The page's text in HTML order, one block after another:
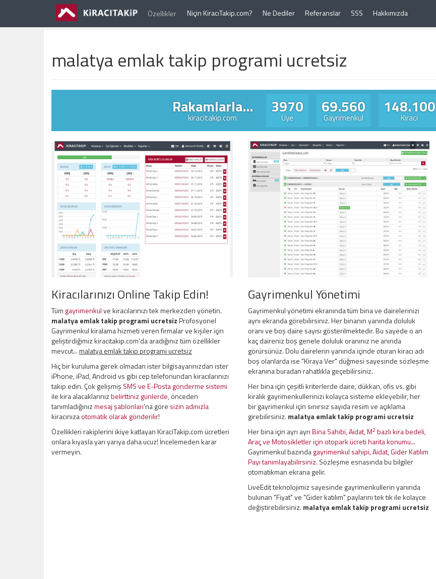
Özellikler Niçin KiracıTakip.com? Ne Dediler Referanslar SSS Hakkımızda
malatya emlak takip programi ucretsiz
Rakamlarla...
kiracitakip.com
3970
Üye
69.560
Gayrimenkul
148.100
Kiraci
Kiracılarınızı Online Takip Edin!
Tüm gayrimenkulve kiracılarınızı tek merkezden yönetin.
malatya emlak takip programi ucretsizProfosyonel
Gayrimenkul kiralama hizmeti veren firmalar ve kişiler için
geliştirdiğimiz kiracitakip.com'da aradığınız tüm özellikler
mevcut...malatya emlak takip programi ucretsiz
Hiç bir kuruluma gerek olmadan ister bilgisayarınızdan ister
iPhone, iPad, Android vs gibi cep telefonundan kiracılarınızı
takip edin. Çok gelişmiş SMS ve E-Posta gönderme sistemi
ile kira alacaklarınızbelirttiniz günlerde, önceden
tanımladığınızmesaj şablonları'na göre sizin adınızla
kiracınızaotomatik olarak gönderilir!
Özellikleri rakiplerini ikiye katlayan KiraciTakip.com ücretleri
onlara kıyasla yarı yarıya daha ucuz! İncelemeden karar
vermeyin.
Gayrimenkul Yönetimi
Gayrimenkul yönetimi ekranında tüm bina ve dairelerinizi
aynı ekranda görebilirsiniz. Her binanın yanında doluluk
oranı ve boş daire sayısı gösterilmektedir. Bu sayede o an
kaç daireniz boş genele doluluk oranınız ne anında
görürsünüz. Dolu dairelerin yanında içinde oturan kiracı adı
boş olanlarda ise "Kiraya Ver" düğmesi sayesinde sözleşme
ekranına buradan rahatlıkla geçebilirsiniz.
Her bina için çeşitli kriterlerde daire, dükkan, ofis vs. gibi
kiralık gayrimenkullerinizi kolayca sisteme ekleyebilir, her
bir gayrimenkul için sınırsız sayıda resim ve açıklama
girebilirsiniz. malatya emlak takip programi ucretsiz
Her bina için ayrı ayrıBina Sahibi, Aidat, M2 bazlı kira bedeli,
Araç ve Motosikletler için otopark ücreti harita konumu...
Gayrimenkul bazındagayrimenkul sahipi, Aidat, Gider Katılım
Payı tanımlayabilirsiniz. Sözleşme esnasında bu bilgiler
otomatikman ekrana gelir.
LiveEdit teknolojimiz sayesinde gayrimenkullerin yanında
bulunan "Fiyat" ve "Gider katılım" paylarını tek tık ile kolayce
değiştirebilirsiniz. malatya emlak takip programi ucretsiz